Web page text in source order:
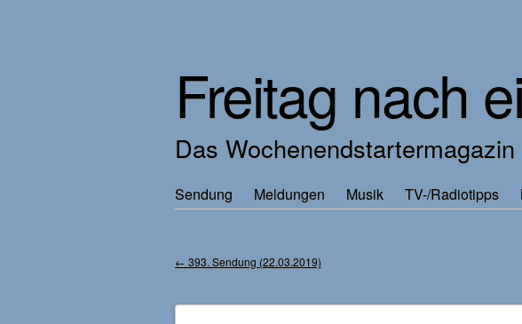
Freitag nach
Das
Zum
Sendung Meldungen Musik TV-/Radiotipps
Beitragsnavigation
← 393. Sendung (22.03.2019)